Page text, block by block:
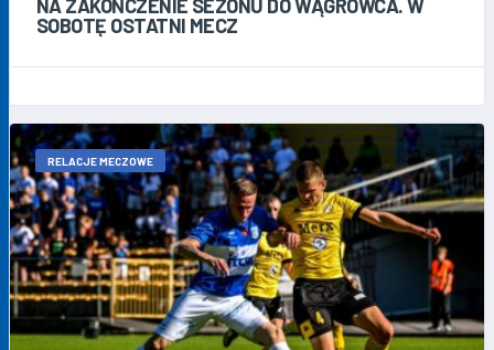
NA ZAKOŃCZENIE SEZONU DO WĄGROWCA. W
SOBOTĘ OSTATNI MECZ
RELACJE MECZOWE